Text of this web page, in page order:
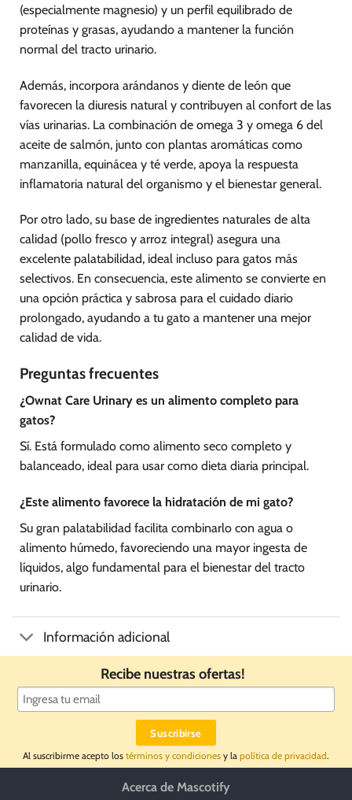
(especialmente magnesio) y un perfil equilibrado de
proteínas y grasas, ayudando a mantener la función
normal del tracto urinario.
Además, incorpora arándanos y diente de león que
favorecen la diuresis natural y contribuyen al confort de las
vías urinarias. La combinación de omega 3 y omega 6 del
aceite de salmón, junto con plantas aromáticas como
manzanilla, equinácea y té verde, apoya la respuesta
inflamatoria natural del organismo y el bienestar general.
Por otro lado, su base de ingredientes naturales de alta
calidad (pollo fresco y arroz integral) asegura una
excelente palatabilidad, ideal incluso para gatos más
selectivos. En consecuencia, este alimento se convierte en
una opción práctica y sabrosa para el cuidado diario
prolongado, ayudando a tu gato a mantener una mejor
calidad de vida.
Preguntas frecuentes
¿Ownat Care Urinary es un alimento completo para
gatos?
Sí. Está formulado como alimento seco completo y
balanceado, ideal para usar como dieta diaria principal.
¿Este alimento favorece la hidratación de mi gato?
Su gran palatabilidad facilita combinarlo con agua o
alimento húmedo, favoreciendo una mayor ingesta de
líquidos, algo fundamental para el bienestar del tracto
urinario.
Información adicional
Recibe nuestras ofertas!
Al suscribirme acepto los términos y condiciones y la política de privacidad.
Acerca de Mascotify